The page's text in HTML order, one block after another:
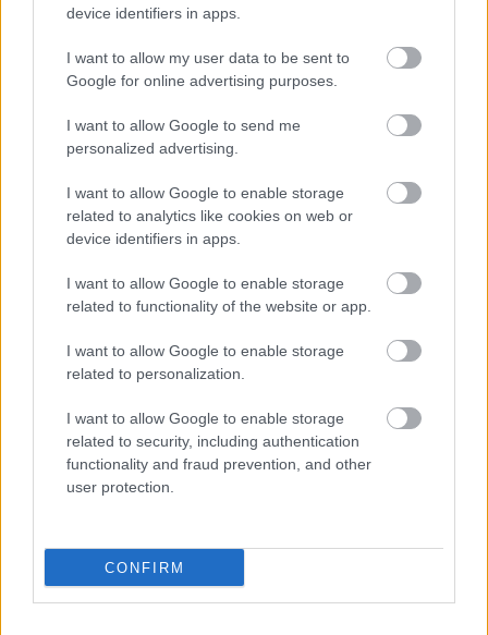
device identifiers in apps.
I want to allow my user data to be sent to
Google for online advertising purposes.
I want to allow Google to send me
personalized advertising.
I want to allow Google to enable storage
related to analytics like cookies on web or
device identifiers in apps.
I want to allow Google to enable storage
related to functionality of the website or app.
I want to allow Google to enable storage
related to personalization.
I want to allow Google to enable storage
related to security, including authentication
functionality and fraud prevention, and other
user protection.
CONFIRM
Jordán hallgatók magyar
ösztöndíjjal: válaszokat várunk!
MerényiM•2021. június 29.
A 2013-ban elindított Stipendium Hungaricum a
keretében egyre növekvő számú hallgató érkezhet
magyar egyetemekre. Meglepő módon a legtöbben
a 10,5 millió lakosú Jordán Hásimita Királyságból